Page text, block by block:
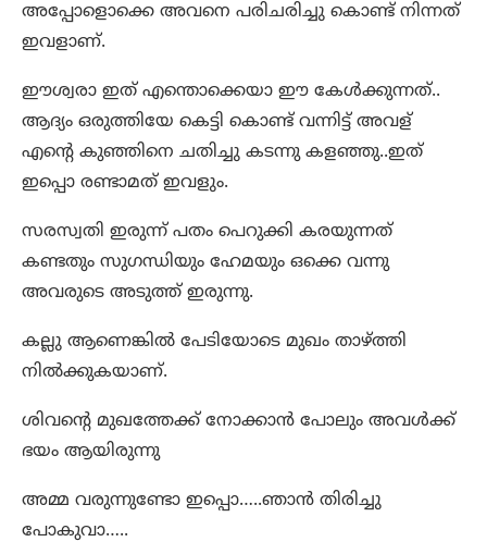
അപ്പോളൊക്കെ അവനെ പരിചരിച്ചു കൊണ്ട് നിന്നത്
ഇവളാണ്.
ഈശ്വരാ ഇത് എന്തൊക്കെയാ ഈ കേൾക്കുന്നത്..
ആദ്യം ഒരുത്തിയേ കെട്ടി കൊണ്ട് വന്നിട്ട് അവള്
എന്റെ കുഞ്ഞിനെ ചതിച്ചു കടന്നു കളഞ്ഞു..ഇത്
ഇപ്പൊ രണ്ടാമത് ഇവളും.
സരസ്വതി ഇരുന്ന് പതം പെറുക്കി കരയുന്നത്
കണ്ടതും സുഗന്ധിയും ഹേമയും ഒക്കെ വന്നു
അവരുടെ അടുത്ത് ഇരുന്നു.
കല്ലു ആണെങ്കിൽ പേടിയോടെ മുഖം താഴ്ത്തി
നിൽക്കുകയാണ്.
ശിവന്റെ മുഖത്തേക്ക് നോക്കാൻ പോലും അവൾക്ക്
ഭയം ആയിരുന്നു
അമ്മ വരുന്നുണ്ടോ ഇപ്പൊ…..ഞാൻ തിരിച്ചു
പോകുവാ…..